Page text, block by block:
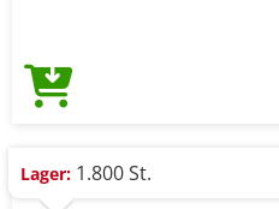
Lager: 1.800 St.